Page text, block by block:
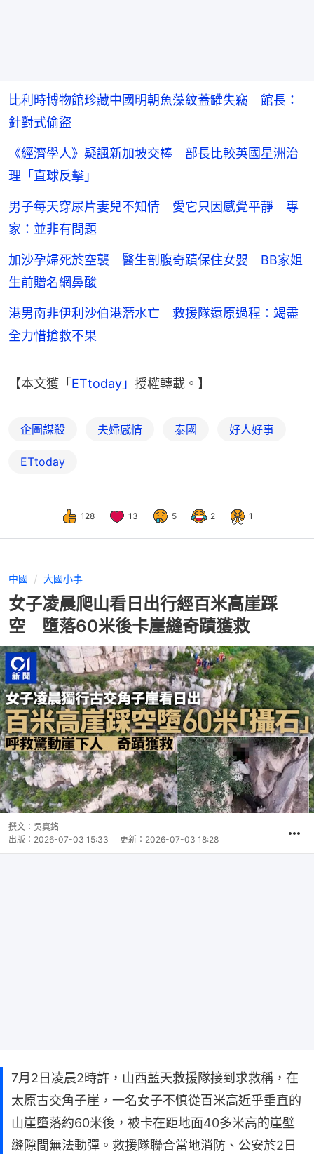
比利時博物館珍藏中國明朝魚藻紋蓋罐失竊 館長：
針對式偷盜
《經濟學人》疑諷新加坡交棒 部長比較英國星洲治
理「直球反擊」
男子每天穿尿片妻兒不知情 愛它只因感覺平靜 專
家：並非有問題
加沙孕婦死於空襲 醫生剖腹奇蹟保住女嬰 BB家姐
生前贈名網鼻酸
港男南非伊利沙伯港潛水亡 救援隊還原過程：竭盡
全力惜搶救不果
【本文獲「ETtoday」 授權轉載。】
企圖謀殺 夫婦感情 泰國 好人好事
ETtoday
128 13 5 2 1
中國 大國小事
女子凌晨爬山看日出行經百米高崖踩
空 墮落60米後卡崖縫奇蹟獲救
撰文： 吳真銘
出版： 2026-07-03 15:33 更新： 2026-07-03 18:28
7月2日凌晨2時許，山西藍天救援隊接到求救稱，在
太原古交角子崖，一名女子不慎從百米高近乎垂直的
山崖墮落約60米後，被卡在距地面40多米高的崖壁
縫隙間無法動彈。救援隊聯合當地消防、公安於2日